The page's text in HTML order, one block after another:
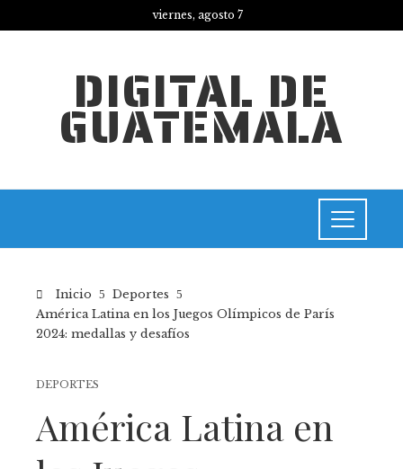
viernes, agosto 7
DIGITAL DE
GUATEMALA
Inicio
Deportes
América Latina en los Juegos Olímpicos de París
2024: medallas y desafíos
DEPORTES
América Latina en